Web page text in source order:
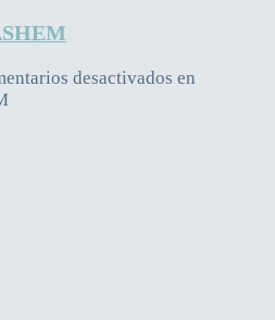
desactivados en